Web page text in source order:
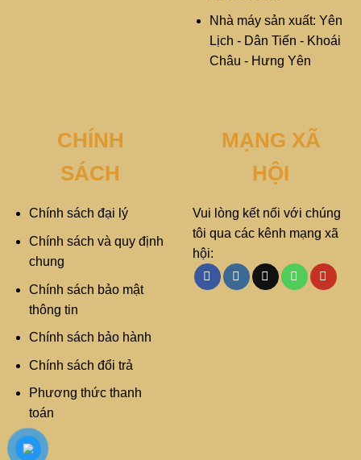
Nhà máy sản xuất: Yên
Lịch - Dân Tiến - Khoái
Châu - Hưng Yên
CHÍNH
SÁCH
Chính sách đại lý
Chính sách và quy định
chung
Chính sách bảo mật
thông tin
Chính sách bảo hành
Chính sách đổi trả
Phương thức thanh
toán
MẠNG XÃ
HỘI
Vui lòng kết nối với chúng
tôi qua các kênh mạng xã
hội: